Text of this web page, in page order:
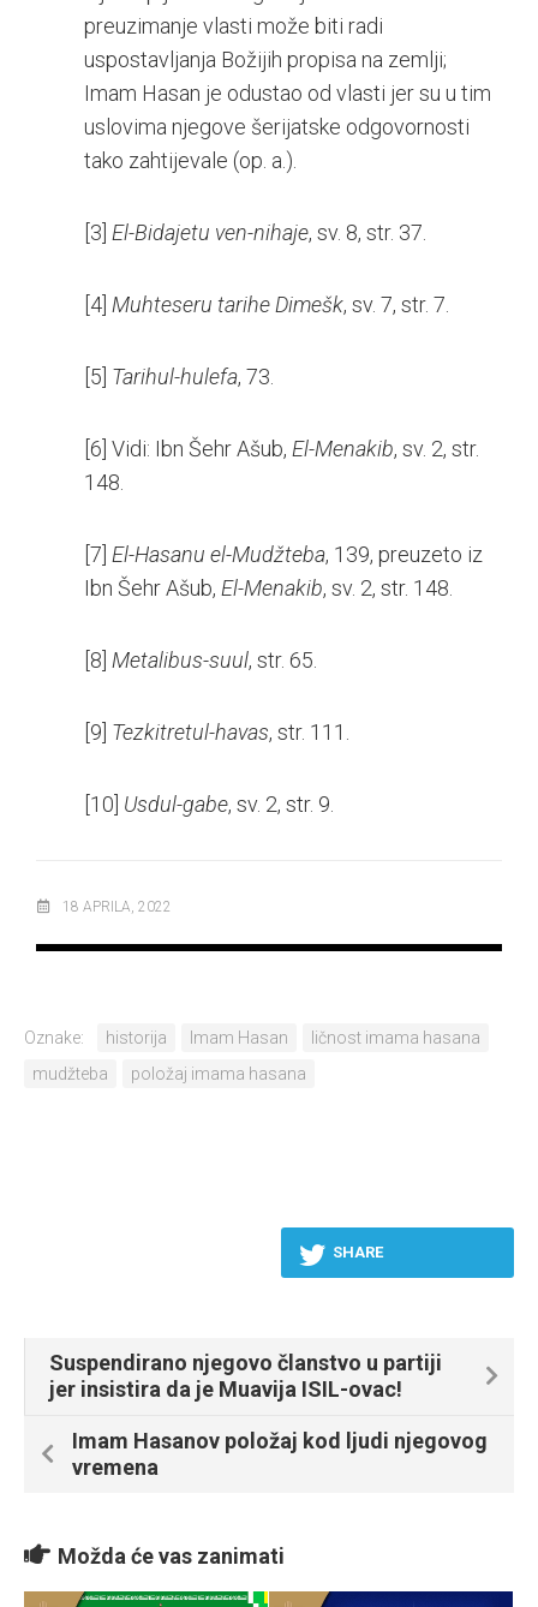
preuzimanje vlasti može biti radi
uspostavljanja Božijih propisa na zemlji;
Imam Hasan je odustao od vlasti jer su u tim
uslovima njegove šerijatske odgovornosti
tako zahtijevale (op. a.).
[3] El-Bidajetu ven-nihaje, sv. 8, str. 37.
[4] Muhteseru tarihe Dimešk, sv. 7, str. 7.
[5] Tarihul-hulefa, 73.
[6] Vidi: Ibn Šehr Ašub, El-Menakib, sv. 2, str.
148.
[7] El-Hasanu el-Mudžteba, 139, preuzeto iz
Ibn Šehr Ašub, El-Menakib, sv. 2, str. 148.
[8] Metalibus-suul, str. 65.
[9] Tezkitretul-havas, str. 111.
[10] Usdul-gabe, sv. 2, str. 9.
18 APRILA, 2022
Oznake: historija Imam Hasan
ličnost imama hasana
mudžteba
položaj imama hasana
SHARE
Suspendirano njegovo članstvo u partiji
jer insistira da je Muavija ISIL-ovac!
Imam Hasanov položaj kod ljudi njegovog
vremena
Možda će vas zanimati